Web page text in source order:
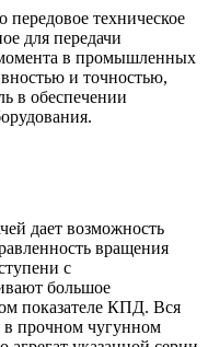
техническое
для передачи
в промышленных
и точностью,
в обеспечении
дает возможность
вращения
с
большое
показателе КПД. Вся
в прочном чугунном